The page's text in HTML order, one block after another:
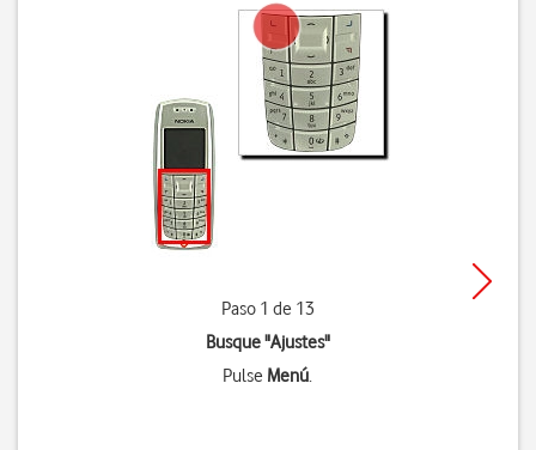
Paso 1 de 13
Busque "Ajustes"
Pulse Menú.